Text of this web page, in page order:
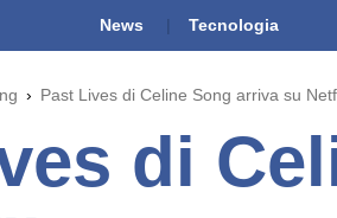
News Tecnologia
Past Lives di Celine Song arriva su
di